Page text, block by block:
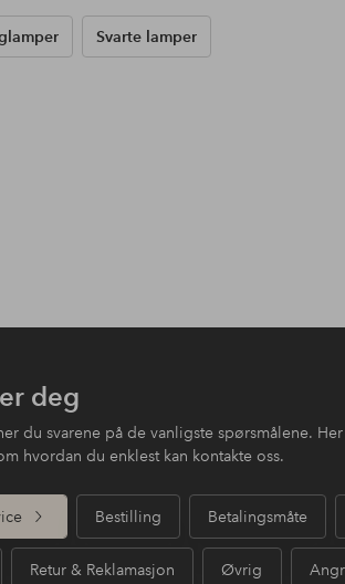
Svarte lamper
deg
du svarene på de vanligste spørsmålene.
hvordan du enklest kan kontakte oss.
Bestilling Betalingsmåte
Retur & Reklamasjon Øvrig